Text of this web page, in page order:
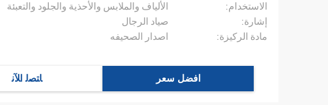
الاستخدام:
الألياف والملابس والأحذية والجلود والتعبئة
إشارة:
صياد الرجال
مادة الركيزة:
اصدار الصحيفه
افضل سعر ﺎﺘﺼﻟ ﺍﻶﻧ